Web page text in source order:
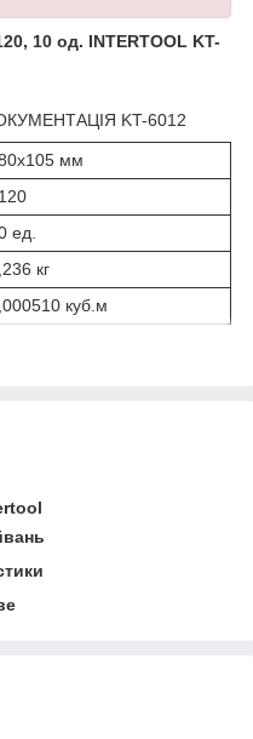
10 од. INTERTOOL KT-
KT-6012
мм
ед.
кг
куб.м